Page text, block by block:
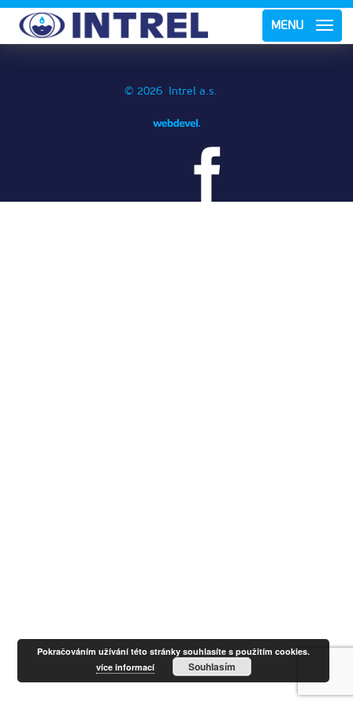
MENU
© 2026 Intrel a.s.
Pokračováním užívání této stránky souhlasíte s použitím cookies.
více informací
Souhlasím